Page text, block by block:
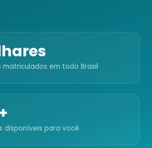
matriculados em todo Brasil
disponíveis para você